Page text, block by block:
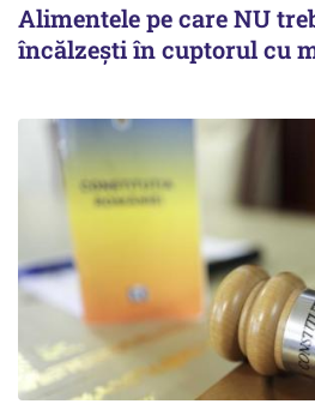
Alimentele pe care NU
încălzeşti în cuptorul cu